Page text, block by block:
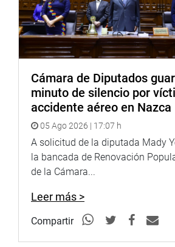
Cámara de Diputados
minuto de silencio por
accidente aéreo en Nazca
05 Ago 2026 | 17:07 h
A solicitud de la diputada Mady
la bancada de Renovación
de la Cámara...
Leer más >
Compartir